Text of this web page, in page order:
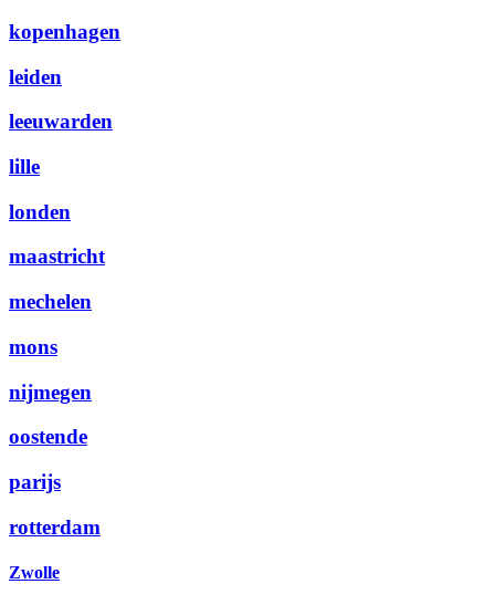
kopenhagen
leiden
leeuwarden
lille
londen
maastricht
mechelen
mons
nijmegen
oostende
parijs
rotterdam
Zwolle